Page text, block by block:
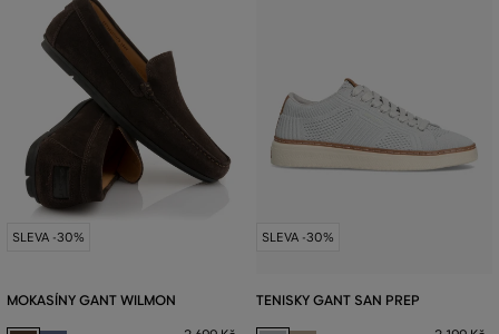
SLEVA -30%
MOKASÍNY GANT WILMON
SLEVA -30%
TENISKY GANT SAN PREP